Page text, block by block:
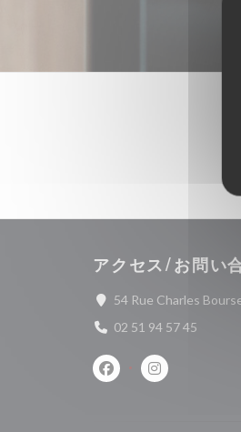
アクセス/お問い
54 Rue Charles
02 51 94 57 45
Facebook ((新しい
Instagram ((